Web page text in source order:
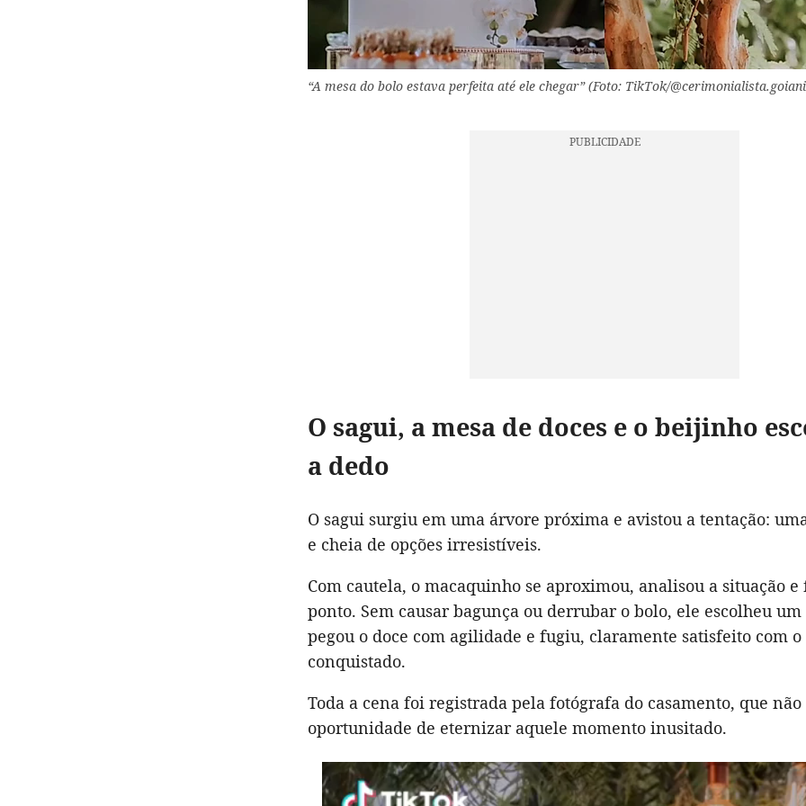
“A mesa do bolo estava perfeita até ele chegar” (Foto: TikTok/
O sagui, a mesa de doces e o beijinho
a dedo
O sagui surgiu em uma árvore próxima e avistou a tentação:
e cheia de opções irresistíveis.
Com cautela, o macaquinho se aproximou, analisou a situação
ponto. Sem causar bagunça ou derrubar o bolo, ele escolheu
pegou o doce com agilidade e fugiu, claramente satisfeito com
conquistado.
Toda a cena foi registrada pela fotógrafa do casamento, que
oportunidade de eternizar aquele momento inusitado.